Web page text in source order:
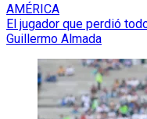
AMÉRICA
El jugador que perdió
Guillermo Almada